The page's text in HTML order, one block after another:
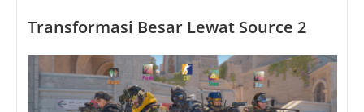
Transformasi Besar Lewat Source 2